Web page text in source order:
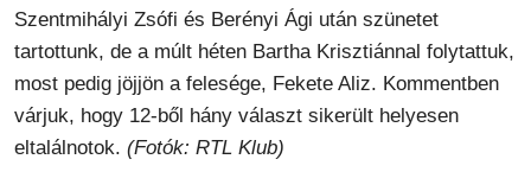
Szentmihályi Zsófi és Berényi Ági után szünetet
tartottunk, de a múlt héten Bartha Krisztiánnal folytattuk,
most pedig jöjjön a felesége, Fekete Aliz. Kommentben
várjuk, hogy 12-ből hány választ sikerült helyesen
eltalálnotok. (Fotók: RTL Klub)